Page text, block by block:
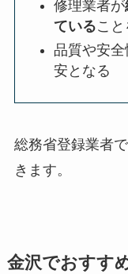
修理業者が
ているこ
品質や安
安となる
総務省登録業者
きます。
金沢でおすす